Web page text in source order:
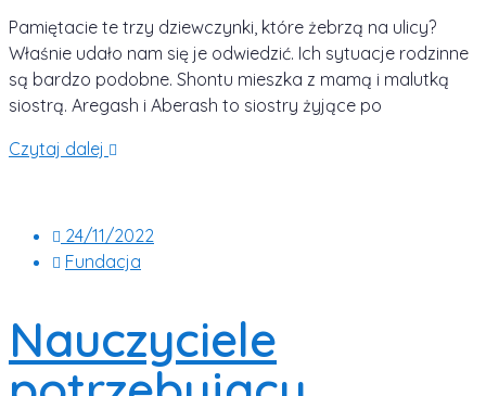
Pamiętacie te trzy dziewczynki, które żebrzą na ulicy?
Właśnie udało nam się je odwiedzić. Ich sytuacje rodzinne
są bardzo podobne. Shontu mieszka z mamą i malutką
siostrą. Aregash i Aberash to siostry żyjące po
Czytaj dalej
24/11/2022
Fundacja
Nauczyciele